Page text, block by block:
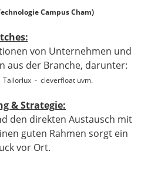
Campus Cham)
von Unternehmen und
aus der Branche, darunter:
- cleverfloat uvm.
& Strategie:
den direkten Austausch mit
guten Rahmen sorgt ein
vor Ort.